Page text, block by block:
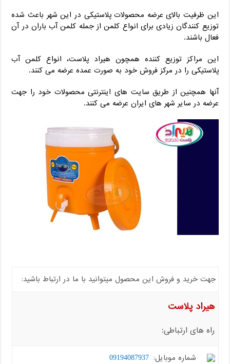
این ظرفیت بالای عرضه محصولات پلاستیکی در این شهر باعث شده
توزیع کنندگان زیادی برای انواع کلمن از جمله کلمن آب باران در آن
فعال باشند.
این مراکز توزیع کننده همچون هیراد پلاست، انواع کلمن آب
پلاستیکی را در مرکز فروش خود به صورت عمده عرضه می کنند.
آنها همچنین از طریق سایت های اینترنتی محصولات خود را جهت
عرضه در سایر شهر های ایران عرضه می کنند.
جهت خرید و فروش این محصول میتوانید با ما در ارتباط باشید:
هیراد پلاست
راه های ارتباطی:
شماره موبایل: 09194087937